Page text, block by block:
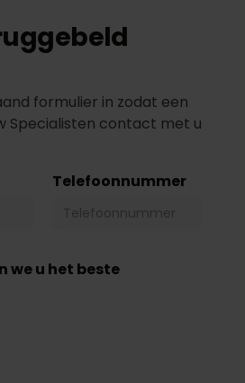
formulier in zodat een
Specialisten contact met u
Telefoonnummer
we u het beste